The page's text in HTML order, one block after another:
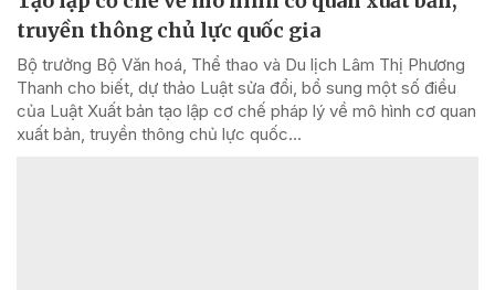
truyền thông chủ lực quốc gia
Bộ trưởng Bộ Văn hoá, Thể thao và Du lịch Lâm Thị Phương
Thanh cho biết, dự thảo Luật sửa đổi, bổ sung một số điều
của Luật Xuất bản tạo lập cơ chế pháp lý về mô hình cơ quan
xuất bản, truyền thông chủ lực quốc...